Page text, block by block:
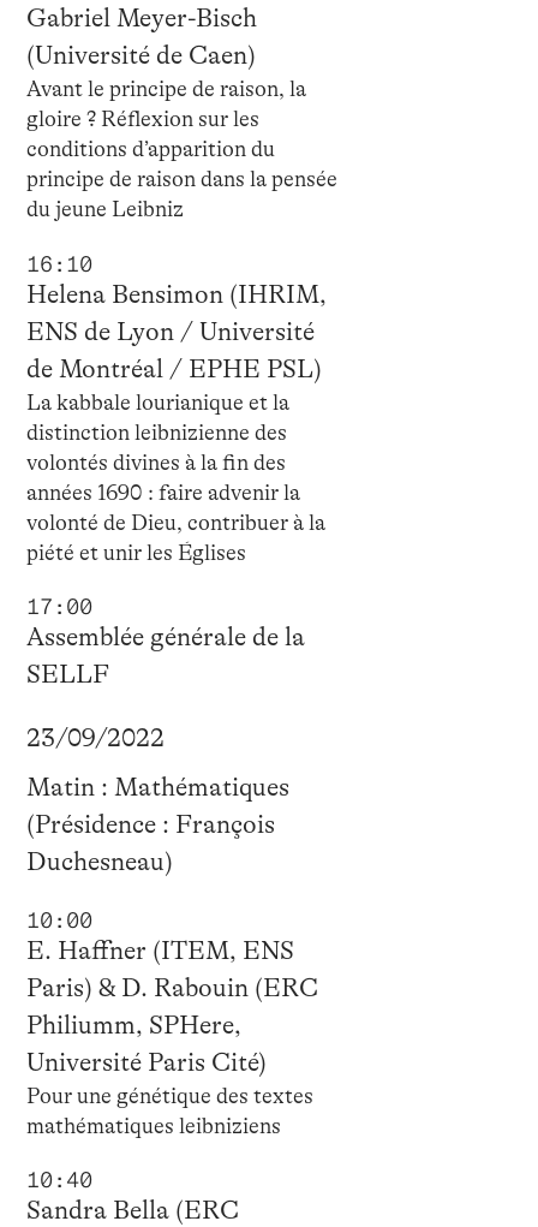
Gabriel Meyer-Bisch
(Université de Caen)
Avant le principe de raison, la
gloire ? Réflexion sur les
conditions d’apparition du
principe de raison dans la pensée
du jeune Leibniz
16:10
Helena Bensimon (IHRIM,
ENS de Lyon / Université
de Montréal / EPHE PSL)
La kabbale lourianique et la
distinction leibnizienne des
volontés divines à la fin des
années 1690 : faire advenir la
volonté de Dieu, contribuer à la
piété et unir les Églises
17:00
Assemblée générale de la
SELLF
23/09/2022
Matin : Mathématiques
(Présidence : François
Duchesneau)
10:00
E. Haffner (ITEM, ENS
Paris) & D. Rabouin (ERC
Philiumm, SPHere,
Université Paris Cité)
Pour une génétique des textes
mathématiques leibniziens
10:40
Sandra Bella (ERC